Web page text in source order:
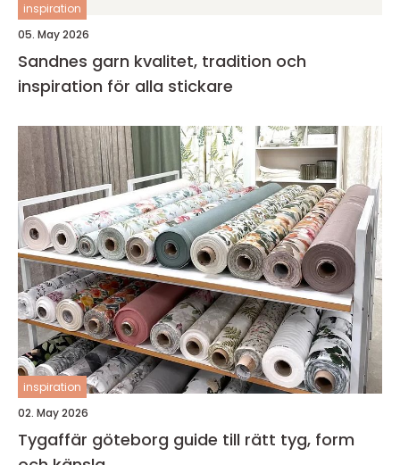
inspiration
05. May 2026
Sandnes garn kvalitet, tradition och
inspiration för alla stickare
inspiration
02. May 2026
Tygaffär göteborg guide till rätt tyg, form